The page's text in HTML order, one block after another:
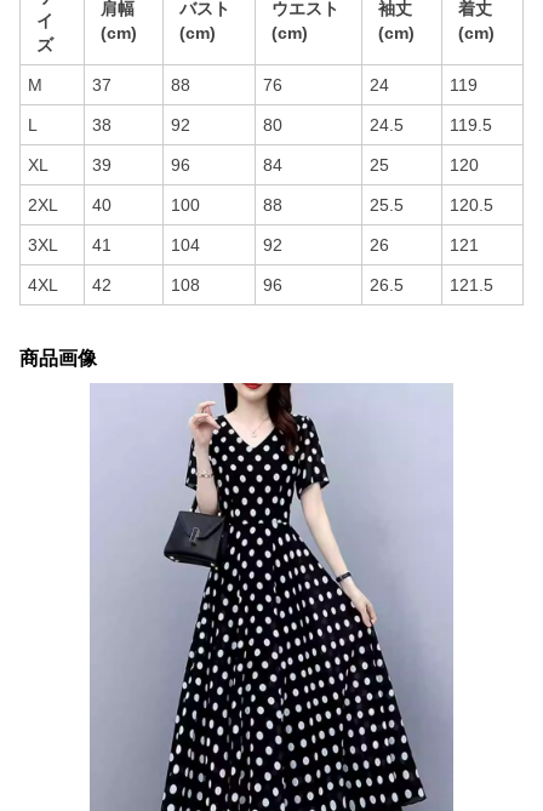
イ
ズ
肩幅
(cm)
バスト
(cm)
ウエスト
(cm)
袖丈
(cm)
着丈
(cm)
M 37 88 76 24 119
L 38 92 80 24.5 119.5
XL 39 96 84 25 120
2XL 40 100 88 25.5 120.5
3XL 41 104 92 26 121
4XL 42 108 96 26.5 121.5
商品画像